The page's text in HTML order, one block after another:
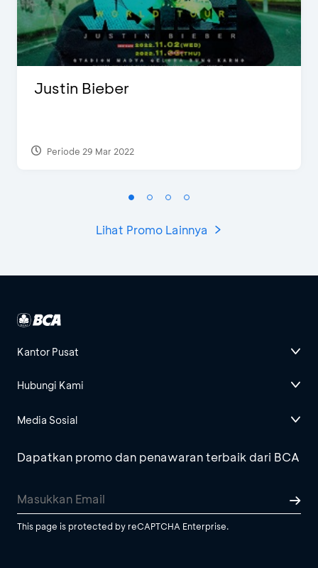
Justin Bieber
Periode 29 Mar 2022
Lihat Promo Lainnya
Kantor Pusat
Hubungi Kami
Media Sosial
Dapatkan promo dan penawaran terbaik dari BCA
This page is protected by reCAPTCHA Enterprise.